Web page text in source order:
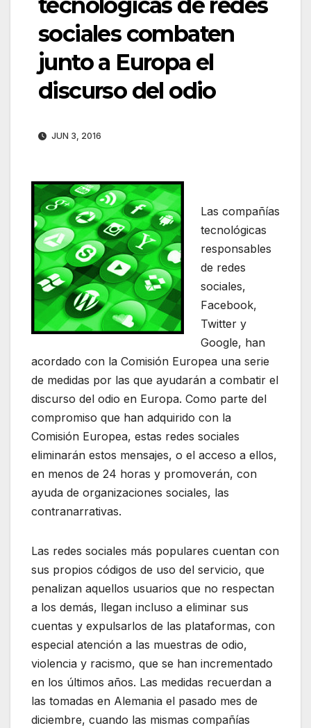
tecnológicas de redes
sociales combaten
junto a Europa el
discurso del odio
JUN 3, 2016
Las compañías
tecnológicas
responsables
de redes
sociales,
Facebook,
Twitter y
Google, han
acordado con la Comisión Europea una serie
de medidas por las que ayudarán a combatir el
discurso del odio en Europa. Como parte del
compromiso que han adquirido con la
Comisión Europea, estas redes sociales
eliminarán estos mensajes, o el acceso a ellos,
en menos de 24 horas y promoverán, con
ayuda de organizaciones sociales, las
contranarrativas.
Las redes sociales más populares cuentan con
sus propios códigos de uso del servicio, que
penalizan aquellos usuarios que no respectan
a los demás, llegan incluso a eliminar sus
cuentas y expulsarlos de las plataformas, con
especial atención a las muestras de odio,
violencia y racismo, que se han incrementado
en los últimos años. Las medidas recuerdan a
las tomadas en Alemania el pasado mes de
diciembre, cuando las mismas compañías